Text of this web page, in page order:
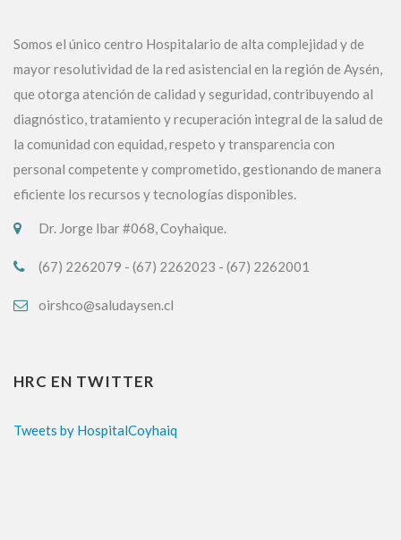
Somos el único centro Hospitalario de alta complejidad y de
mayor resolutividad de la red asistencial en la región de Aysén,
que otorga atención de calidad y seguridad, contribuyendo al
diagnóstico, tratamiento y recuperación integral de la salud de
la comunidad con equidad, respeto y transparencia con
personal competente y comprometido, gestionando de manera
eficiente los recursos y tecnologías disponibles.
Dr. Jorge Ibar #068, Coyhaique.
(67) 2262079 - (67) 2262023 - (67) 2262001
oirshco@saludaysen.cl
HRC EN TWITTER
Tweets by HospitalCoyhaiq